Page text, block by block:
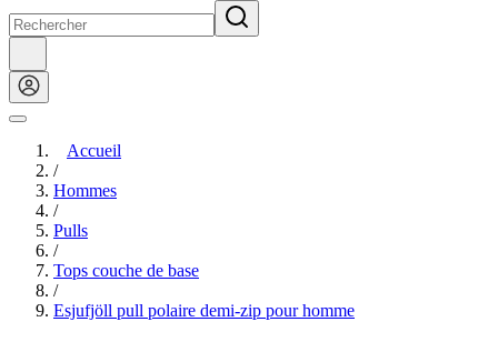
Accueil
/
Hommes
/
Pulls
/
Tops couche de base
/
Esjufjöll pull polaire demi-zip pour homme